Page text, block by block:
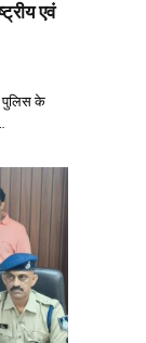
एवं
पुलिस के